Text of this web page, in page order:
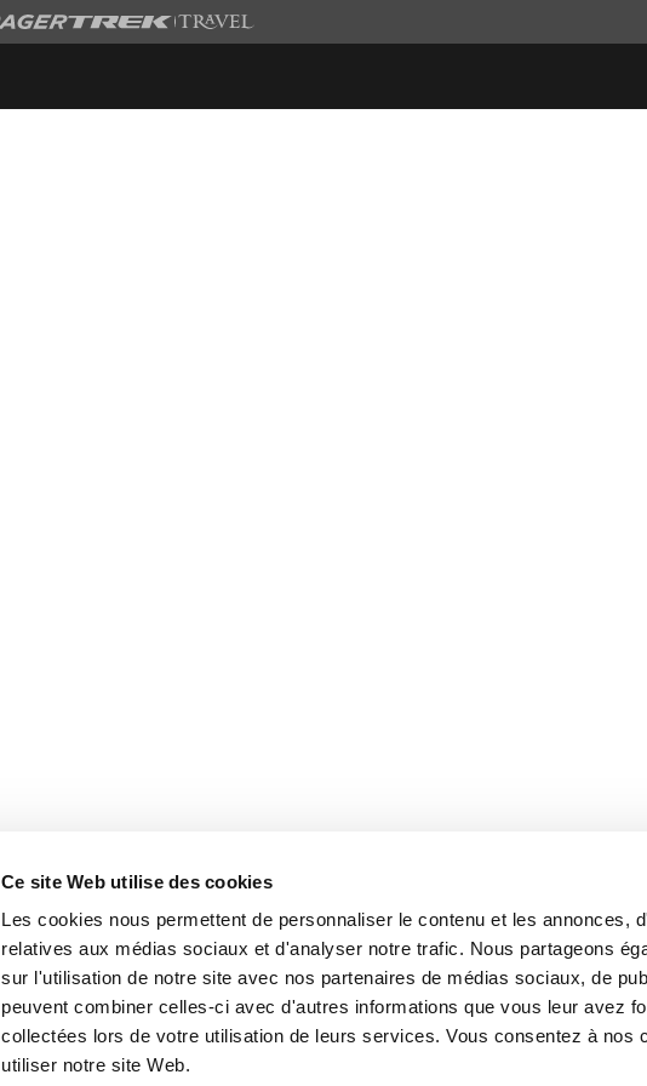
Ce site Web utilise des cookies
Les cookies nous permettent de personnaliser le contenu et les annonces,
relatives aux médias sociaux et d'analyser notre trafic. Nous partageons
sur l'utilisation de notre site avec nos partenaires de médias sociaux, de
peuvent combiner celles-ci avec d'autres informations que vous leur avez
collectées lors de votre utilisation de leurs services. Vous consentez à nos
utiliser notre site Web.